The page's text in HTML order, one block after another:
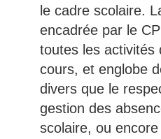
le cadre scolaire.
encadrée par le
toutes les activités
cours, et englobe
divers que le
gestion des
scolaire, ou encore